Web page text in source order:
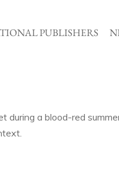
PUBLISHERS
during a blood-red